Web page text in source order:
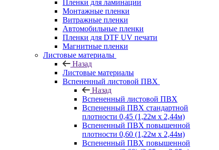
Пленки для ламинации
Монтажные пленки
Витражные пленки
Автомобильные пленки
Пленки для DTF UV печати
Магнитные пленки
Листовые материалы
Назад
Листовые материалы
Вспененный листовой ПВХ
Назад
Вспененный листовой ПВХ
Вспененный ПВХ стандартной
плотности 0,45 (1,22м х 2,44м)
Вспененный ПВХ повышенной
плотности 0,60 (1,22м х 2,44м)
Вспененный ПВХ повышенной